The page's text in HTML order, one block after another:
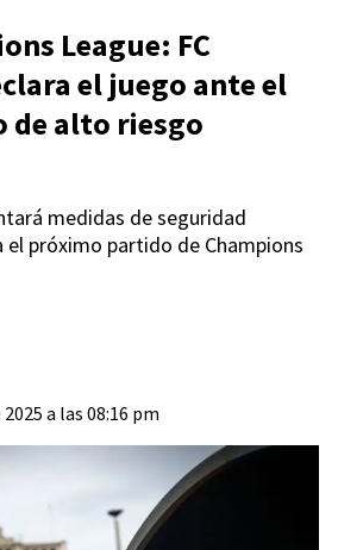
League: FC
el juego ante el
de alto riesgo
medidas de seguridad
próximo partido de Champions
a las 08:16 pm